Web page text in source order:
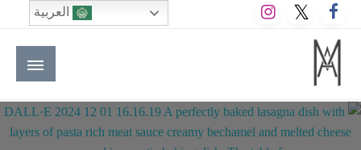
التخطي
إلى
المحتوى
M A hotels | إم ايه هوتيلز
الموقع الأول للعاملين في الفنادق في العالم العربي
العربية